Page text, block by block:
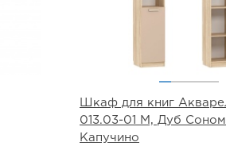
Шкаф для книг
013.03-01 М, Дуб
Капучино